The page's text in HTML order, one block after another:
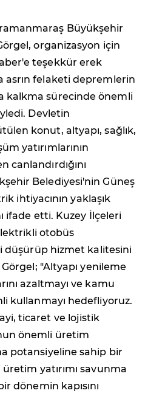
Büyükşehir
organizasyon için
teşekkür erek
asrın felaketi depremlerin
kalkma sürecinde önemli
Devletin
konut, altyapı, sağlık,
yatırımlarının
canlandırdığını
Belediyesi'nin Güneş
ihtiyacının yaklaşık
ifade etti. Kuzey İlçeleri
otobüs
düşürüp hizmet kalitesini
"Altyapı yenileme
azaltmayı ve kamu
kullanmayı hedefliyoruz.
ticaret ve lojistik
önemli üretim
potansiyeline sahip bir
yatırımı savunma
dönemin kapısını